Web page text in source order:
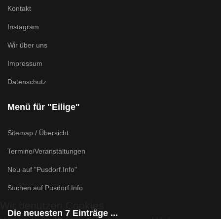
Kontakt
Instagram
Wir über uns
Impressum
Datenschutz
Menü für "Eilige"
Sitemap / Übersicht
Termine/Veranstaltungen
Neu auf "Pusdorf.Info"
Suchen auf Pusdorf.Info
Die neuesten 7 Einträge ...